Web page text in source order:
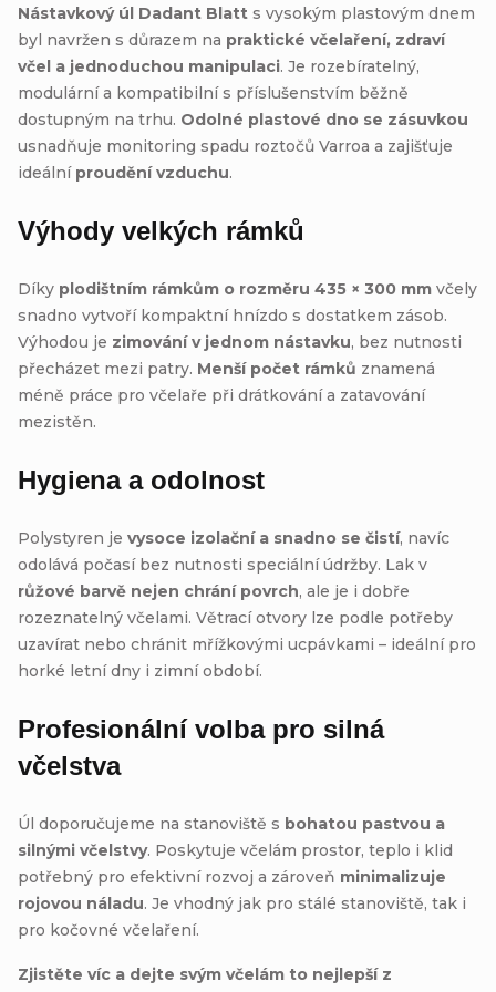
Nástavkový úl Dadant Blatt s vysokým plastovým dnem
byl navržen s důrazem na praktické včelaření, zdraví
včel a jednoduchou manipulaci. Je rozebíratelný,
modulární a kompatibilní s příslušenstvím běžně
dostupným na trhu. Odolné plastové dno se zásuvkou
usnadňuje monitoring spadu roztočů Varroa a zajišťuje
ideální proudění vzduchu.
Výhody velkých rámků
Díky plodištním rámkům o rozměru 435 × 300 mm včely
snadno vytvoří kompaktní hnízdo s dostatkem zásob.
Výhodou je zimování v jednom nástavku, bez nutnosti
přecházet mezi patry. Menší počet rámků znamená
méně práce pro včelaře při drátkování a zatavování
mezistěn.
Hygiena a odolnost
Polystyren je vysoce izolační a snadno se čistí, navíc
odolává počasí bez nutnosti speciální údržby. Lak v
růžové barvě nejen chrání povrch, ale je i dobře
rozeznatelný včelami. Větrací otvory lze podle potřeby
uzavírat nebo chránit mřížkovými ucpávkami – ideální pro
horké letní dny i zimní období.
Profesionální volba pro silná
včelstva
Úl doporučujeme na stanoviště s bohatou pastvou a
silnými včelstvy. Poskytuje včelám prostor, teplo i klid
potřebný pro efektivní rozvoj a zároveň minimalizuje
rojovou náladu. Je vhodný jak pro stálé stanoviště, tak i
pro kočovné včelaření.
Zjistěte víc a dejte svým včelám to nejlepší z